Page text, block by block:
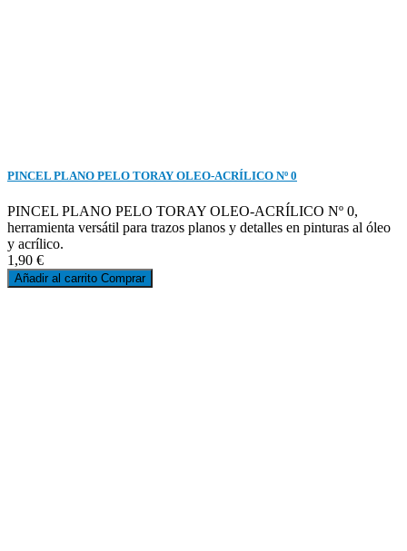
PINCEL PLANO PELO TORAY OLEO-ACRÍLICO Nº 0
PINCEL PLANO PELO TORAY OLEO-ACRÍLICO Nº 0,
herramienta versátil para trazos planos y detalles en pinturas al óleo
y acrílico.
1,90 €
Añadir al carrito Comprar